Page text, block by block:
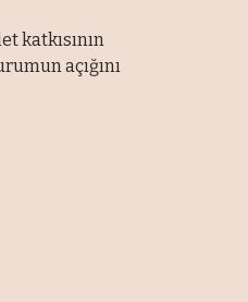
katkısının
açığını